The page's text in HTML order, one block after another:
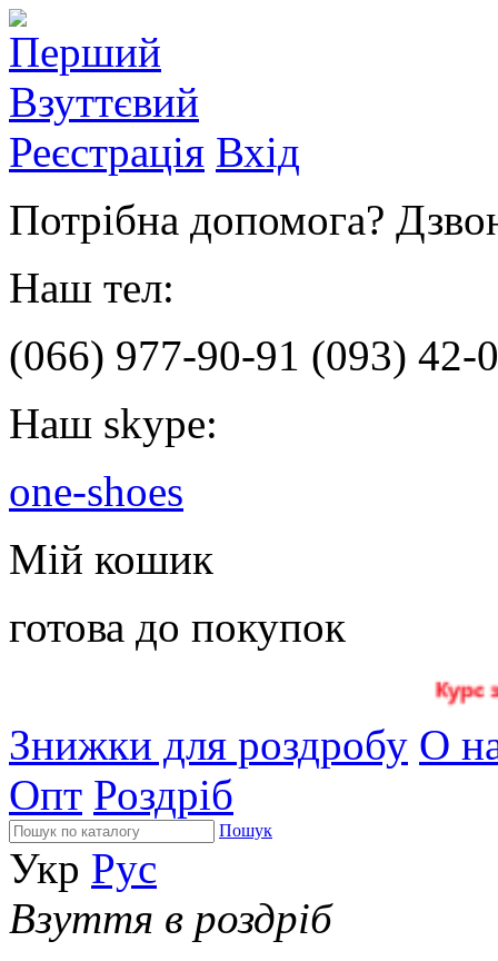
Реєстрація Вхід
Потрібна допомога?
Наш тел:
(066) 977-90-91 (093) 42-
Наш skype:
one-shoes
Мій кошик
готова до покупок
Знижки для роздробу О
Опт Роздріб
Пошук
Укр Рус
Взуття в роздріб